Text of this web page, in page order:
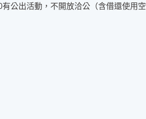
公出活動，不開放洽公（含借還使用